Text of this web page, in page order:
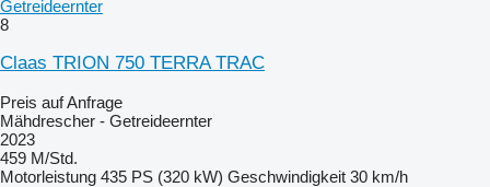
Getreideernter
8
Claas TRION 750 TERRA TRAC
Preis auf Anfrage
Mähdrescher - Getreideernter
2023
459 M/Std.
Motorleistung 435 PS (320 kW) Geschwindigkeit 30 km/h